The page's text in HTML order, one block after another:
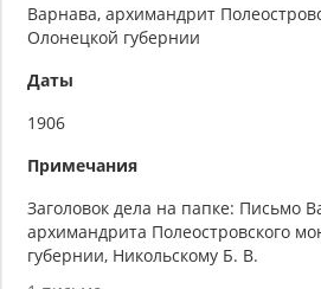
Варнава, архимандрит
Олонецкой губернии
Даты
1906
Примечания
Заголовок дела на папке: Письмо
архимандрита Полеостровского
губернии, Никольскому Б. В.